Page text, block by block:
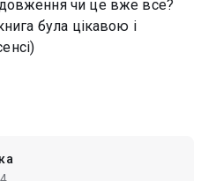
чи це вже все?
була цікавою і